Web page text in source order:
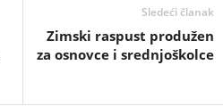
Sledeći članak
Zimski raspust produžen
za osnovce i srednjoškolce